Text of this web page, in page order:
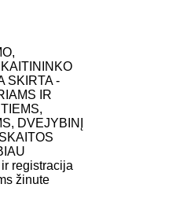
SKIRTA -
IR
DVEJYBINĮ
registracija
žinute